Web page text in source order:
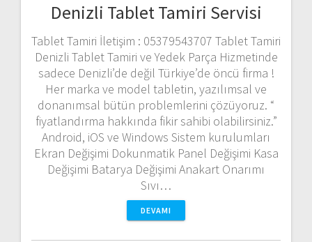
Denizli Tablet Tamiri Servisi
Tablet Tamiri İletişim : 05379543707 Tablet Tamiri
Denizli Tablet Tamiri ve Yedek Parça Hizmetinde
sadece Denizli’de değil Türkiye’de öncü firma !
Her marka ve model tabletin, yazılımsal ve
donanımsal bütün problemlerini çözüyoruz. “
fiyatlandırma hakkında fikir sahibi olabilirsiniz.”
Android, iOS ve Windows Sistem kurulumları
Ekran Değişimi Dokunmatik Panel Değişimi Kasa
Değişimi Batarya Değişimi Anakart Onarımı
Sıvı…
DEVAMI